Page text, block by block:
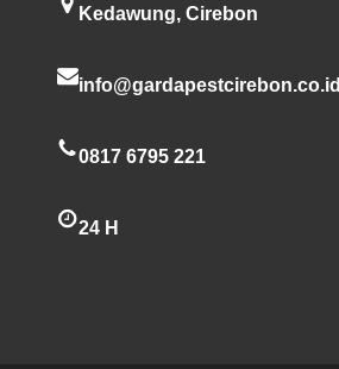
Kedawung, Cirebon
info@gardapestcirebon.co.id
0817 6795 221
24 H